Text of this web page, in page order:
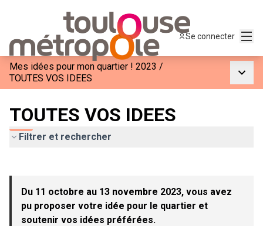
Se connecter
Mes idées pour mon quartier ! 2023 /
TOUTES VOS IDEES
TOUTES VOS IDEES
Filtrer et rechercher
−
Du 11 octobre au 13 novembre 2023, vous avez
pu proposer votre idée pour le quartier et
soutenir vos idées préférées.